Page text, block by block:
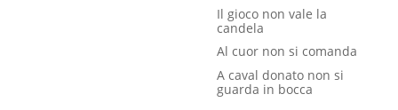
Il gioco non vale la
candela
Al cuor non si comanda
A caval donato non si
guarda in bocca